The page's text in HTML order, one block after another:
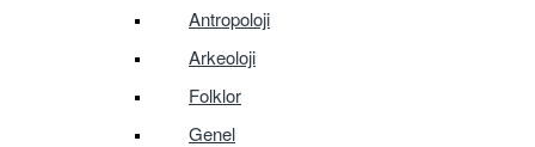
Antropoloji
Arkeoloji
Folklor
Genel